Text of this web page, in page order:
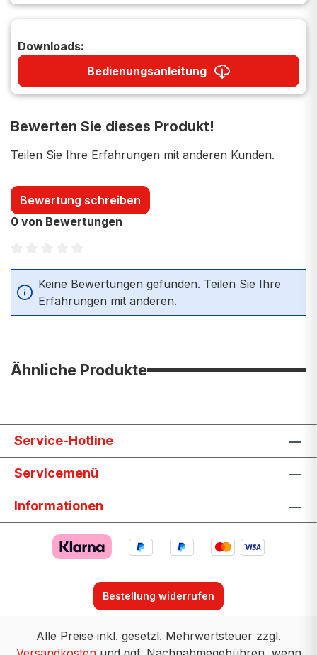
Downloads:
Bedienungsanleitung
Bewerten Sie dieses Produkt!
Teilen Sie Ihre Erfahrungen mit anderen Kunden.
Bewertung schreiben
0 von Bewertungen
Durchschnittliche Bewertung von 0 von 5 Sternen
Keine Bewertungen gefunden. Teilen Sie Ihre
Erfahrungen mit anderen.
Ähnliche Produkte
Service-Hotline
Servicemenü
Informationen
Bestellung widerrufen
Alle Preise inkl. gesetzl. Mehrwertsteuer zzgl.